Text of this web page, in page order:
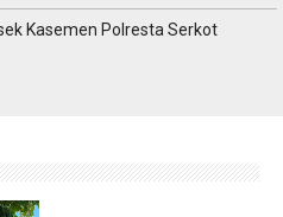
Kasemen Polresta Serkot